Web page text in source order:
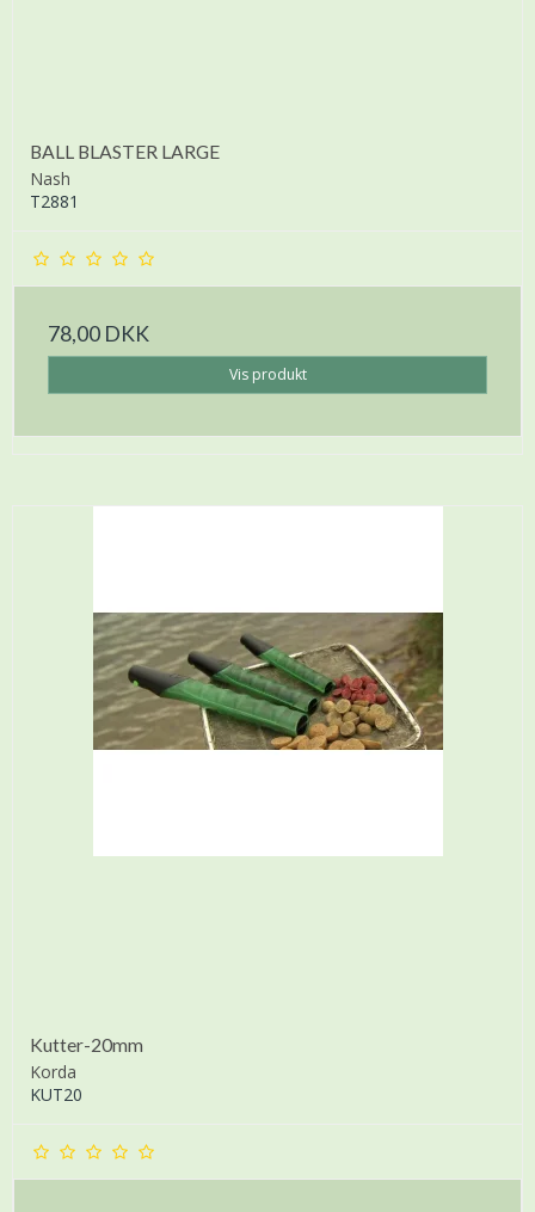
BALL BLASTER LARGE
Nash
T2881
78,00 DKK
Vis produkt
Kutter-20mm
Korda
KUT20